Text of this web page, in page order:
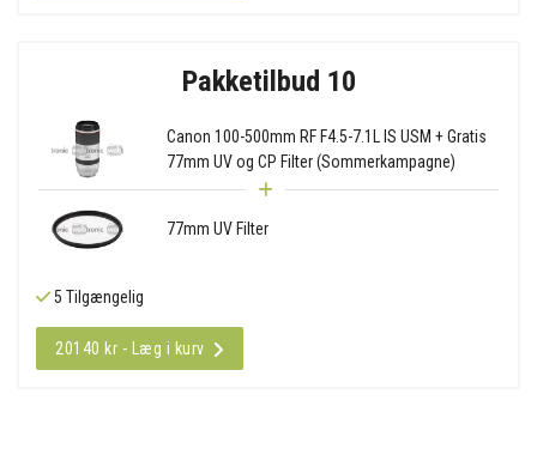
Pakketilbud 10
Canon 100-500mm RF F4.5-7.1L IS USM + Gratis
77mm UV og CP Filter (Sommerkampagne)
77mm UV Filter
5 Tilgængelig
20140 kr - Læg i kurv